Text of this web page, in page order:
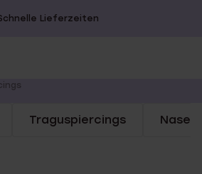
Lieferzeiten
Traguspiercings